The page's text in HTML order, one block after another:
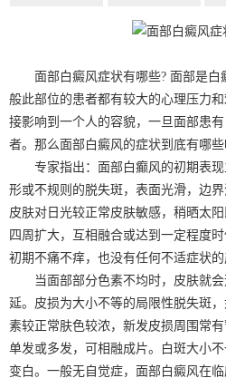
面部白癜风症状有哪些? 面部是白
般此部位的患者都有较大的心理压力
接影响到一个人的容貌，一旦面部患
者。那么面部白癜风的症状到底有哪些
专家指出：面部白癫风的初期表现
形或不规则的脱失斑，表面光滑，边
皮肤对日光较正常皮肤敏感，稍晒太
四周扩大，互相融合或达到一定程度
初期不痛不痒，也没有任何不适症状的
当面部部分色素不均时，皮肤就会
延。皮损为大小不等的局限性脱失斑
素较正常肤色较浓，新发皮损周围常
单发或多发，可相融成片。白斑大小
变白。一般无自觉症，面部白癜风在